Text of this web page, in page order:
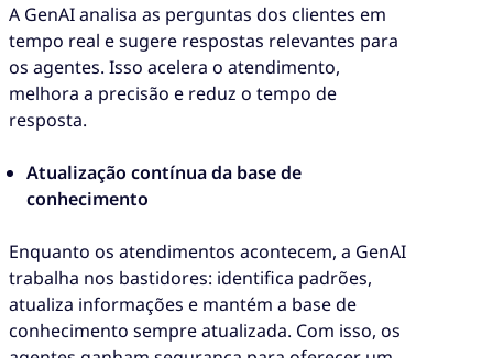
A GenAI analisa as perguntas dos clientes em
tempo real e sugere respostas relevantes para
os agentes. Isso acelera o atendimento,
melhora a precisão e reduz o tempo de
resposta.
Atualização contínua da base de
conhecimento
Enquanto os atendimentos acontecem, a GenAI
trabalha nos bastidores: identifica padrões,
atualiza informações e mantém a base de
conhecimento sempre atualizada. Com isso, os